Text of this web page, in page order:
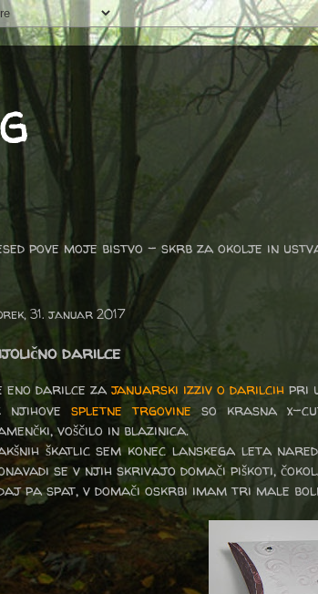
pove moje bistvo - skrb za okolje
31. januar 2017
darilce
eno darilce za januarski izziv o darilcih pri
njihove spletne trgovineso krasna x-
voščilo in blazinica.
škatlic sem konec lanskega leta
se v njih skrivajo domači piškoti,
pa spat, v domači oskrbi imam tri male